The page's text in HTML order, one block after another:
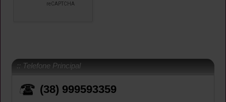
:: Telefone Principal
(38) 999593359